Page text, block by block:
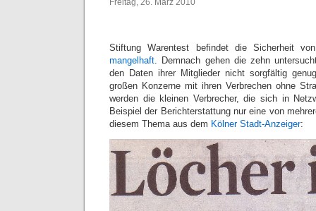
Stiftung Warentest befindet die Sicherheit
mangelhaft . Demnach gehen die zehn
den Daten ihrer Mitglieder nicht sorgfältig
großen Konzerne mit ihren Verbrechen ohne
werden die kleinen Verbrecher, die sich in
Beispiel der Berichterstattung nur eine von
diesem Thema aus dem Kölner Stadt-Anzeiger: